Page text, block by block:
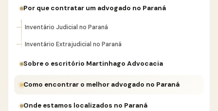
Por que contratar um advogado no Paraná
Inventário Judicial no Paraná
Inventário Extrajudicial no Paraná
Sobre o escritório Martinhago Advocacia
Como encontrar o melhor advogado no Paraná
Onde estamos localizados no Paraná